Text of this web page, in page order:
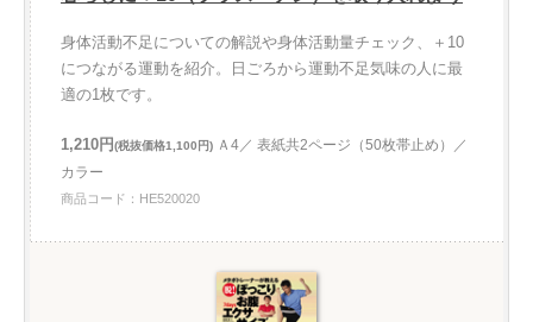
身体活動不足についての解説や身体活動量チェック、＋10
につながる運動を紹介。日ごろから運動不足気味の人に最
適の1枚です。
1,210円(税抜価格1,100円) Ａ4／ 表紙共2ページ（50枚帯止め）／
カラー
商品コード：HE520020